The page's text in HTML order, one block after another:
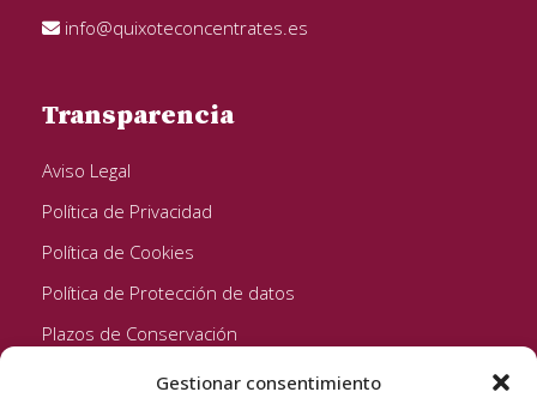
Gestionar consentimiento
info@quixoteconcentrates.es
Transparencia
Aviso Legal
Política de Privacidad
Política de Cookies
Política de Protección de datos
Plazos de Conservación